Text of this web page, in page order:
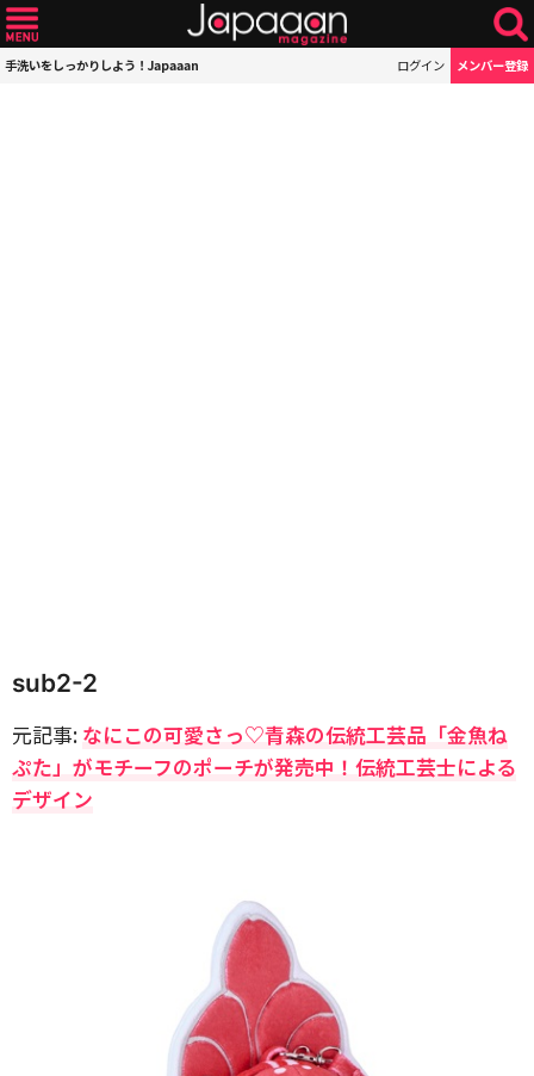
手洗いをしっかりしよう！Japaaan ログイン メンバー登録
sub2-2
元記事: なにこの可愛さっ♡青森の伝統工芸品「金魚ね
ぷた」がモチーフのポーチが発売中！伝統工芸士による
デザイン